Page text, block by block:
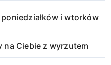
i wtorków
na Ciebie z wyrzutem